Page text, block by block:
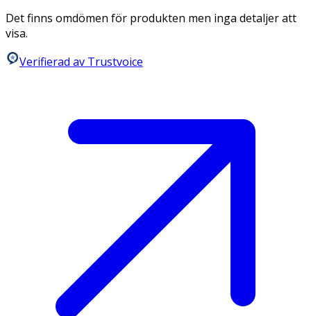
Det finns omdömen för produkten men inga detaljer att
visa.
Verifierad av Trustvoice